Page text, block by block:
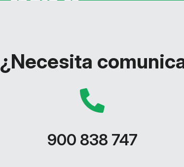
¿Necesita
900 838 747